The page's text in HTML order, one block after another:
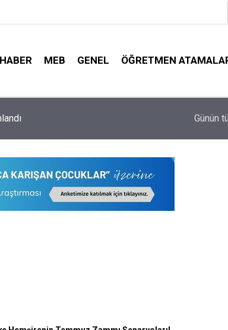
MEB GENEL ÖĞRETMEN
Çocuğu Olan
Günün